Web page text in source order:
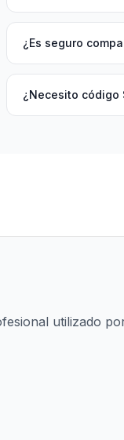
¿Es seguro
¿Necesito código
utilizado